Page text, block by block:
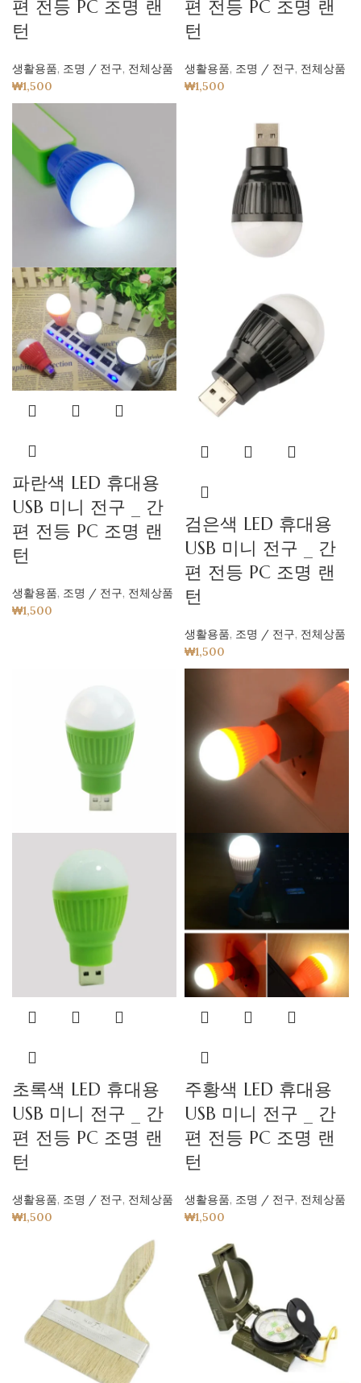
편 전등 PC 조명 랜
턴
생활용품, 조명 / 전구, 전체상품
₩1,500
편 전등 PC 조명 랜
턴
생활용품, 조명 / 전구, 전체상품
₩1,500
파란색 LED 휴대용
USB 미니 전구 _ 간
편 전등 PC 조명 랜
턴
생활용품, 조명 / 전구, 전체상품
₩1,500
검은색 LED 휴대용
USB 미니 전구 _ 간
편 전등 PC 조명 랜
턴
생활용품, 조명 / 전구, 전체상품
₩1,500
초록색 LED 휴대용
USB 미니 전구 _ 간
편 전등 PC 조명 랜
턴
생활용품, 조명 / 전구, 전체상품
₩1,500
주황색 LED 휴대용
USB 미니 전구 _ 간
편 전등 PC 조명 랜
턴
생활용품, 조명 / 전구, 전체상품
₩1,500